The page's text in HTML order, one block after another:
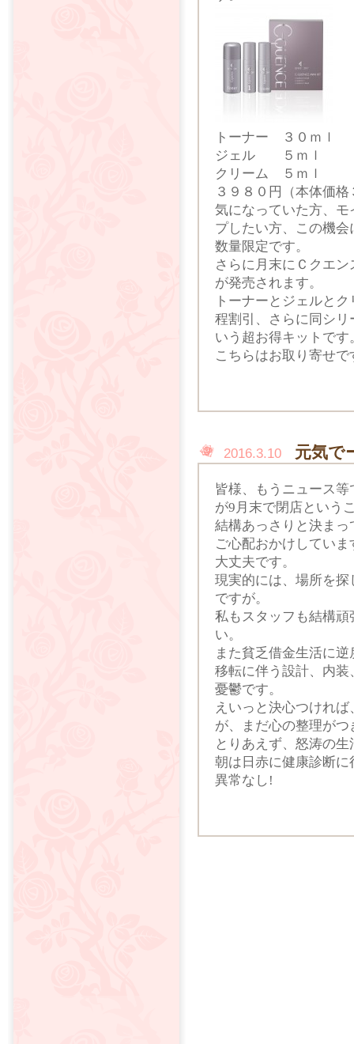
トーナー ３０ｍｌ
ジェル ５ｍｌ
クリーム ５ｍｌ
３９８０円（本体価
気になっていた方、
プしたい方、この機
数量限定です。
さらに月末にＣクエ
が発売されます。
トーナーとジェルと
程割引、さらに同シ
いう超お得キットです
こちらはお取り寄せ
2016.3.10 元気で
皆様、もうニュース
が9月末で閉店という
結構あっさりと決ま
ご心配おかけしてい
大丈夫です。
現実的には、場所を
ですが。
私もスタッフも結構
い。
また貧乏借金生活に
移転に伴う設計、内
憂鬱です。
えいっと決心つけれ
が、まだ心の整理がつ
とりあえず、怒涛の
朝は日赤に健康診断に
異常なし!